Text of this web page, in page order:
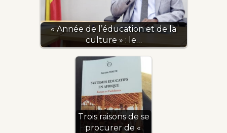
« Année de l’éducation et de la
culture » : le…
Trois raisons de se
procurer de «